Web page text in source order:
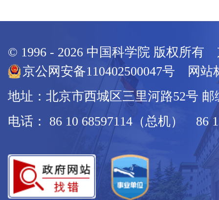
© 1996 - 2026 中国科学院 版权所有
京公网安备110402500047号 网站
地址：北京市西城区三里河路52号 邮
电话： 86 10 68597114（总机） 86